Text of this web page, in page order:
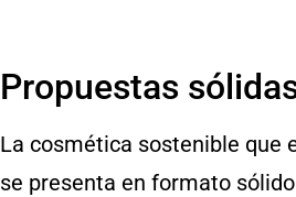
Propuestas
La cosmética sostenible que
se presenta en formato